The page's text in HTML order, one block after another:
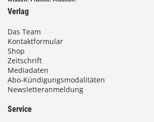
Verlag
Das Team
Kontaktformular
Shop
Zeitschrift
Mediadaten
Abo-Kündigungsmodalitäten
Newsletteranmeldung
Service